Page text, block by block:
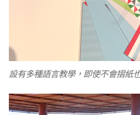
設有多種語言教學，即使不會摺紙